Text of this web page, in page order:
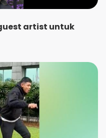
artist untuk